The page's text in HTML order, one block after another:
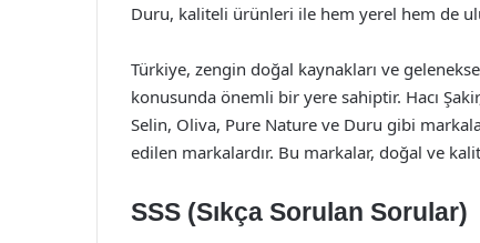
Duru, kaliteli ürünleri ile hem yerel hem de
Türkiye, zengin doğal kaynakları ve
konusunda önemli bir yere sahiptir. Hacı
Selin, Oliva, Pure Nature ve Duru gibi
edilen markalardır. Bu markalar, doğal ve
SSS (Sıkça Sorulan Sorular)